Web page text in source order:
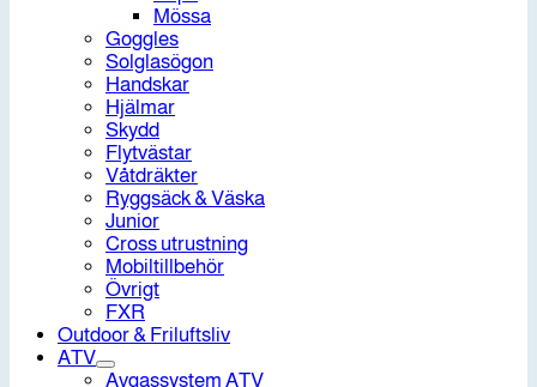
Mössa
Goggles
Solglasögon
Handskar
Hjälmar
Skydd
Flytvästar
Våtdräkter
Ryggsäck & Väska
Junior
Cross utrustning
Mobiltillbehör
Övrigt
FXR
Outdoor & Friluftsliv
ATV
Avgassystem ATV